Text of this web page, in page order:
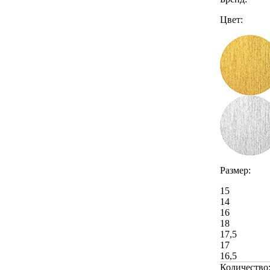
Цвет:
Размер:
15
14
16
18
17,5
17
16,5
Количество: